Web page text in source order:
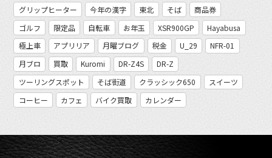
グリップヒーター
今年の漢字 東北 そば
商品券
ゴルフ
限定品 自転車 お年玉 XSR900GP
Hayabusa
極上車
アプリリア 月曜ブログ 税金 U_29
NFR-01
月ブロ
買取 Kuromi DR-Z4S
DR-Z
ツーリングスポット
そば街道 クラッシック650
スイーツ
コーヒー
カフェ バイク買取 カレンダー